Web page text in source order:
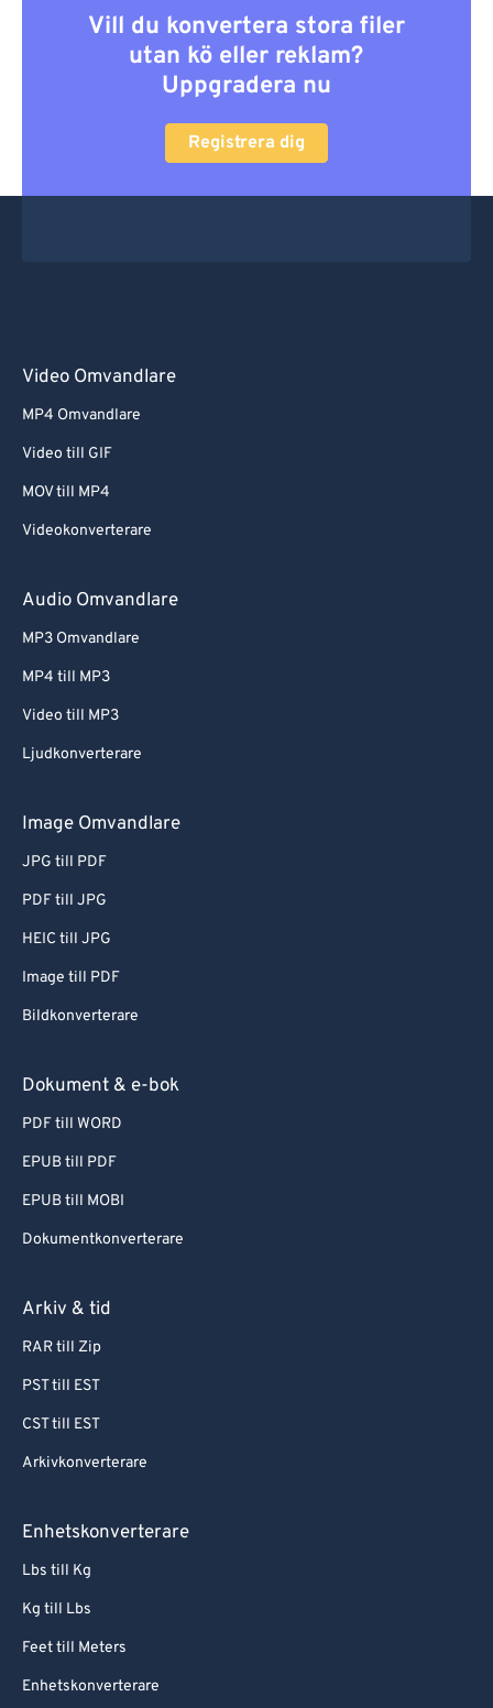
Vill du konvertera stora filer
utan kö eller reklam?
Uppgradera nu
Registrera dig
Video Omvandlare
MP4 Omvandlare
Video till GIF
MOV till MP4
Videokonverterare
Audio Omvandlare
MP3 Omvandlare
MP4 till MP3
Video till MP3
Ljudkonverterare
Image Omvandlare
JPG till PDF
PDF till JPG
HEIC till JPG
Image till PDF
Bildkonverterare
Dokument & e-bok
PDF till WORD
EPUB till PDF
EPUB till MOBI
Dokumentkonverterare
Arkiv & tid
RAR till Zip
PST till EST
CST till EST
Arkivkonverterare
Enhetskonverterare
Lbs till Kg
Kg till Lbs
Feet till Meters
Enhetskonverterare